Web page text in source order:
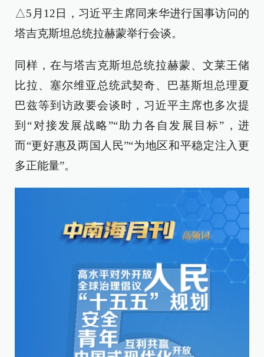
△5月12日，习近平主席同来华进行国事访问的
塔吉克斯坦总统拉赫蒙举行会谈。
同样，在与塔吉克斯坦总统拉赫蒙、文莱王储
比拉、塞尔维亚总统武契奇、巴基斯坦总理夏
巴兹等到访政要会谈时，习近平主席也多次提
到“对接发展战略”“助力各自发展目标”，进
而“更好惠及两国人民”“为地区和平稳定注入更
多正能量”。